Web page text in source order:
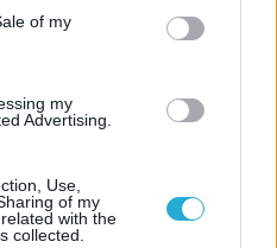
of my
my
Advertising.
Use,
of my
with the
collected.